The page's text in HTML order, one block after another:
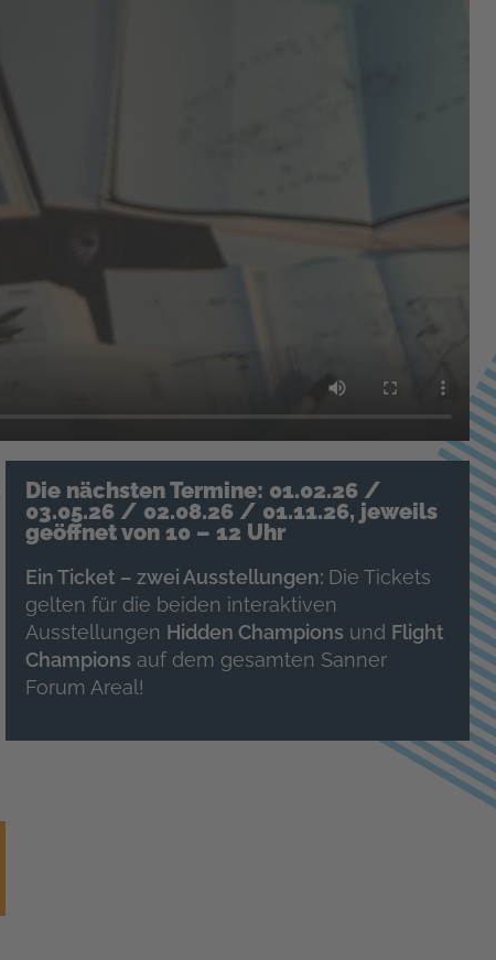
Die nächsten Termine: 01.02.26 /
03.05.26 / 02.08.26 / 01.11.26, jeweils
geöffnet von 10 – 12 Uhr
Ein Ticket – zwei Ausstellungen: Die Tickets
gelten für die beiden interaktiven
Ausstellungen Hidden Champions und Flight
Champions auf dem gesamten Sanner
Forum Areal!